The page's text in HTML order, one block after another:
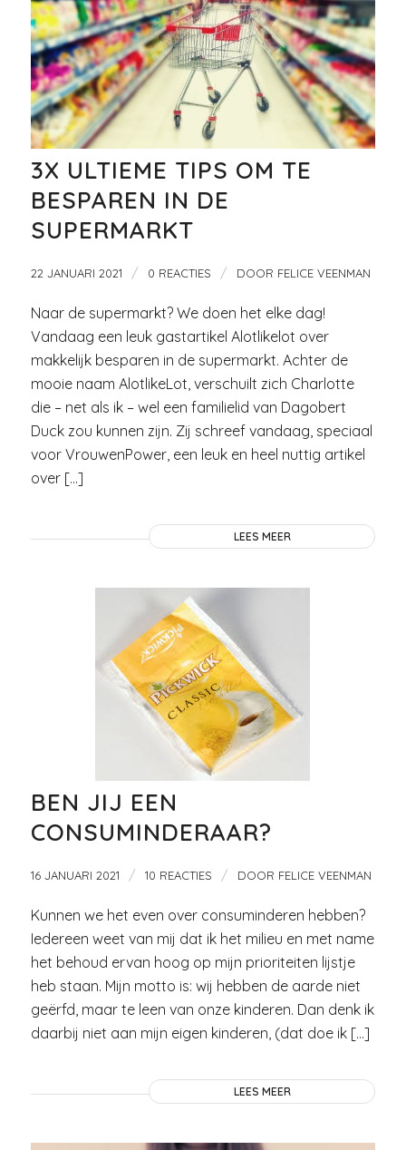
3X ULTIEME TIPS OM TE
BESPAREN IN DE
SUPERMARKT
22 JANUARI 2021 / 0 REACTIES / DOOR FELICE VEENMAN
Naar de supermarkt? We doen het elke dag!
Vandaag een leuk gastartikel Alotlikelot over
makkelijk besparen in de supermarkt. Achter de
mooie naam AlotlikeLot, verschuilt zich Charlotte
die – net als ik – wel een familielid van Dagobert
Duck zou kunnen zijn. Zij schreef vandaag, speciaal
voor VrouwenPower, een leuk en heel nuttig artikel
over […]
LEES MEER
BEN JIJ EEN
CONSUMINDERAAR?
16 JANUARI 2021 / 10 REACTIES / DOOR FELICE VEENMAN
Kunnen we het even over consuminderen hebben?
Iedereen weet van mij dat ik het milieu en met name
het behoud ervan hoog op mijn prioriteiten lijstje
heb staan. Mijn motto is: wij hebben de aarde niet
geërfd, maar te leen van onze kinderen. Dan denk ik
daarbij niet aan mijn eigen kinderen, (dat doe ik […]
LEES MEER